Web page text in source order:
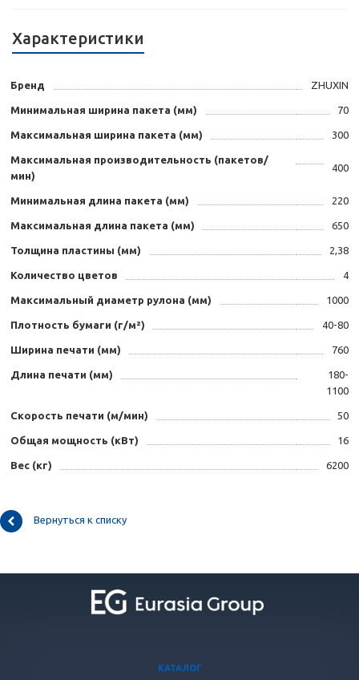
Характеристики
Бренд ZHUXIN
Минимальная ширина пакета (мм) 70
Максимальная ширина пакета (мм) 300
Максимальная производительность (пакетов/
мин)
400
Минимальная длина пакета (мм) 220
Максимальная длина пакета (мм) 650
Толщина пластины (мм) 2,38
Количество цветов 4
Максимальный диаметр рулона (мм) 1000
Плотность бумаги (г/м²) 40-80
Ширина печати (мм) 760
Длина печати (мм)
180-
1100
Скорость печати (м/мин) 50
Общая мощность (кВт) 16
Вес (кг) 6200
Вернуться к списку
КАТАЛОГ